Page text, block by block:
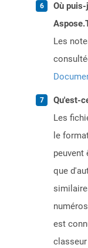
Où
Les
Qu'est-
Les
le
peuvent
que
est